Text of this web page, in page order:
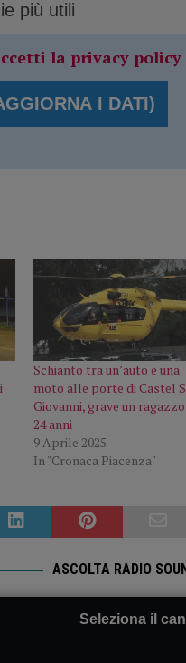
la privacy policy
Schianto tra un’auto e una
moto alle porte di Castel
Giovanni, grave un
24 anni
9 Aprile 2025
In "Cronaca Piacenza"
ASCOLTA RADIO
Seleziona il